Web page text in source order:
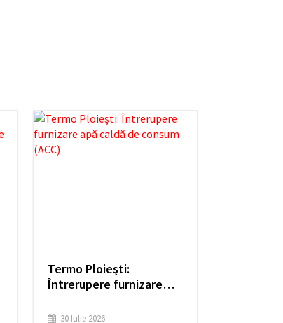
Termo Ploiești:
Întrerupere furnizare
(ACC)
30 Iulie 2026